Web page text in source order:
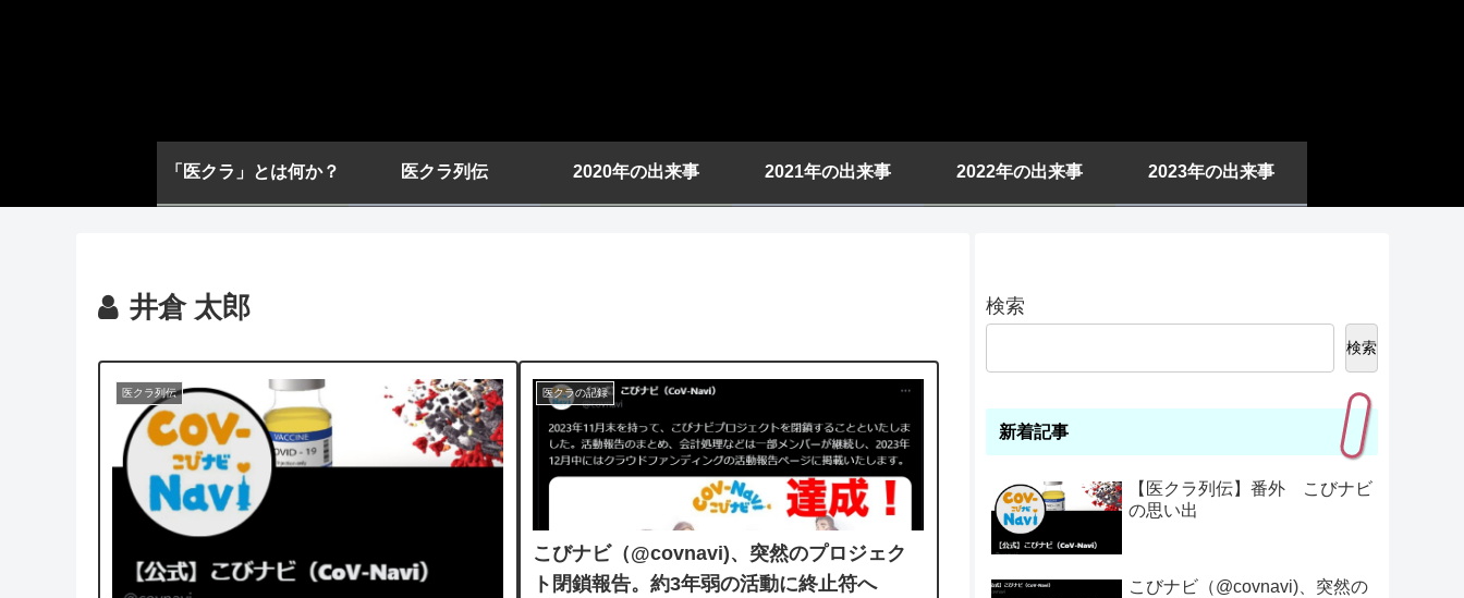
「医クラ」とは何か？ 医クラ列伝 2020年の出来事 2021年の出来事 2022年の出来事 2023年の出来事
井倉 太郎
医クラ列伝 医クラの記録
こびナビ（@covnavi)、突然のプロジェク
ト閉鎖報告。約3年弱の活動に終止符へ
検索
検索
新着記事
【医クラ列伝】番外 こびナビ
の思い出
こびナビ（@covnavi)、突然の